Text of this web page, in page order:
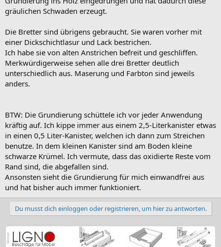
gräulichen Schwaden erzeugt.
Die Bretter sind übrigens gebraucht. Sie waren vorher mit
einer Dickschichtlasur und Lack bestrichen.
Ich habe sie von alten Anstrichen befreit und geschliffen.
Merkwürdigerweise sehen alle drei Bretter deutlich
unterschiedlich aus. Maserung und Farbton sind jeweils
anders.
BTW: Die Grundierung schüttele ich vor jeder Anwendung
kräftig auf. Ich kippe immer aus einem 2,5-Literkanister etwas
in einen 0,5 Liter-Kanister, welchen ich dann zum Streichen
benutze. In dem kleinen Kanister sind am Boden kleine
schwarze Krümel. Ich vermute, dass das oxidierte Reste vom
Rand sind, die abgefallen sind.
Ansonsten sieht die Grundierung für mich einwandfrei aus
und hat bisher auch immer funktioniert.
Du musst dich einloggen oder registrieren, um hier zu antworten.